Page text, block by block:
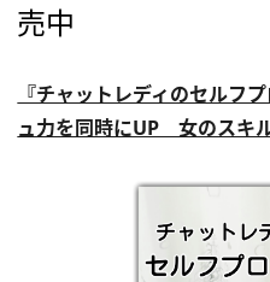
売中
『チャットレディのセルフ
ュ力を同時にUP 女のスキ